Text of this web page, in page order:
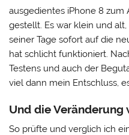
ausgedientes iPhone 8 zum
gestellt. Es war klein und
seiner Tage sofort auf die
hat schlicht funktioniert.
Testens und auch der
viel dann mein Entschluss,
Und die Veränderung
So prüfte und verglich ich